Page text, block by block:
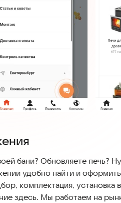
бани? Обновляете печь?
удобно найти и
комплектация,
здесь. Мы работаем на